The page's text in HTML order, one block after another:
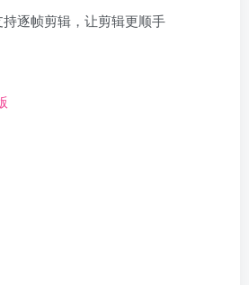
逐帧剪辑，让剪辑更顺手